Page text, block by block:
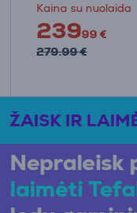
Kaina su nuolaida
23999 €
279.99 €